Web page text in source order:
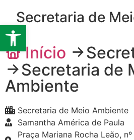
Barra de
Secretaria de
Início
Secretaria de
Ambiente
Secretaria de Meio Ambiente
Samantha América de Paula
Praça Mariana Rocha Leão,